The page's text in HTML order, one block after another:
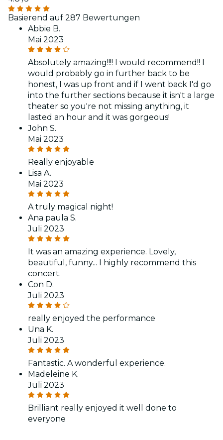
Basierend auf 287 Bewertungen
Abbie B.
Mai 2023
Absolutely amazing!!!! I would recommend!! I
would probably go in further back to be
honest, I was up front and if I went back I'd go
into the further sections because it isn't a large
theater so you're not missing anything, it
lasted an hour and it was gorgeous!
John S.
Mai 2023
Really enjoyable
Lisa A.
Mai 2023
A truly magical night!
Ana paula S.
Juli 2023
It was an amazing experience. Lovely,
beautiful, funny... I highly recommend this
concert.
Con D.
Juli 2023
really enjoyed the performance
Una K.
Juli 2023
Fantastic. A wonderful experience.
Madeleine K.
Juli 2023
Brilliant really enjoyed it well done to
everyone